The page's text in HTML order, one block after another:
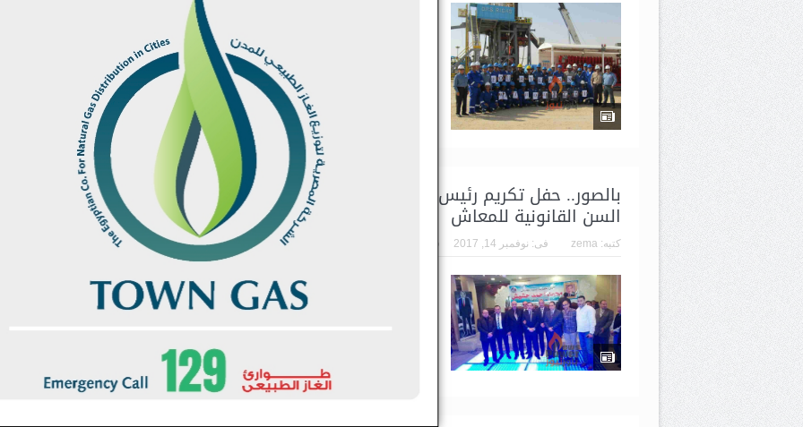
باور نيوز قال مسئول بارز بشركة أرامكو أن المهندس
عمرو الحسيني مدير عام الحفر وصيانة الآبار بشركة
أرامكو استقبل منذ أيام المهندس صلاح عبد الكريم
رئيس شركة الحفر المصرية وقيادات الشركة لبحث
بالصور.. حفل تكريم رئيس شركة القاهرة لتكرير البترول لبلوغه
السن القانونية للمعاش
كتبه: zema فى: نوفمبر 14, 2017 فى: وسوم:
باور نيوز..محمود رأفت نظمت امس شركة القاهرة
لتكرير البترول حفل تكريم للمهندس محمد حشيش
مشاركة
0